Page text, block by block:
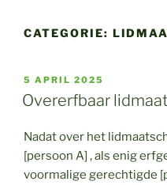
CATEGORIE:
GEPLAATST
OP
5 APRIL 2025
Overerfbaar
Nadat over het
[persoon A] , als enig
voormalige gerechtigde